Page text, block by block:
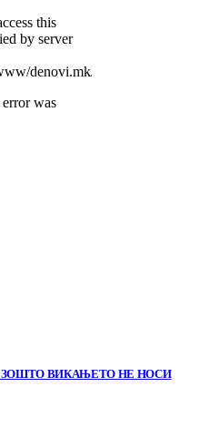
ВИКАЊЕТО НЕ НОСИ